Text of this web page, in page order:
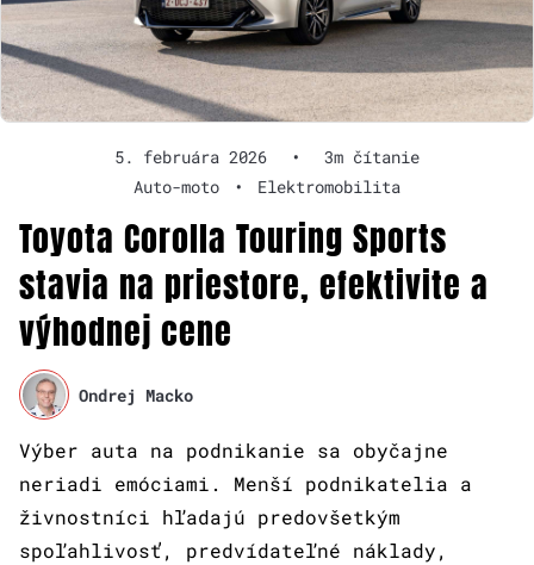
5. februára 2026 •
3m čítanie
Auto-moto
• Elektromobilita
Toyota Corolla Touring Sports
stavia na priestore, efektivite a
výhodnej cene
Ondrej Macko
Výber auta na podnikanie sa obyčajne
neriadi emóciami. Menší podnikatelia a
živnostníci hľadajú predovšetkým
spoľahlivosť, predvídateľné náklady,